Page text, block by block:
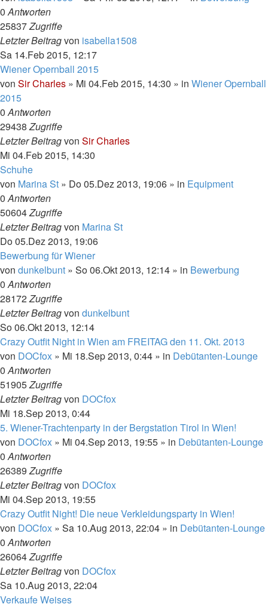
0Antworten
25837Zugriffe
Letzter Beitragvon isabella1508
Sa 14.Feb 2015, 12:17
Wiener Opernball 2015
von Sir Charles » Mi 04.Feb 2015, 14:30 » in Wiener Opernball
2015
0Antworten
29438Zugriffe
Letzter Beitragvon Sir Charles
Mi 04.Feb 2015, 14:30
Schuhe
von Marina St » Do 05.Dez 2013, 19:06 » in Equipment
0Antworten
50604Zugriffe
Letzter Beitragvon Marina St
Do 05.Dez 2013, 19:06
Bewerbung für Wiener
von dunkelbunt » So 06.Okt 2013, 12:14 » in Bewerbung
0Antworten
28172Zugriffe
Letzter Beitragvon dunkelbunt
So 06.Okt 2013, 12:14
Crazy Outfit Night in Wien am FREITAG den 11. Okt. 2013
von DOCfox » Mi 18.Sep 2013, 0:44 » in Debütanten-Lounge
0Antworten
51905Zugriffe
Letzter Beitragvon DOCfox
Mi 18.Sep 2013, 0:44
5. Wiener-Trachtenparty in der Bergstation Tirol in Wien!
von DOCfox » Mi 04.Sep 2013, 19:55 » in Debütanten-Lounge
0Antworten
26389Zugriffe
Letzter Beitragvon DOCfox
Mi 04.Sep 2013, 19:55
Crazy Outfit Night! Die neue Verkleidungsparty in Wien!
von DOCfox » Sa 10.Aug 2013, 22:04 » in Debütanten-Lounge
0Antworten
26064Zugriffe
Letzter Beitragvon DOCfox
Sa 10.Aug 2013, 22:04
Verkaufe Weises